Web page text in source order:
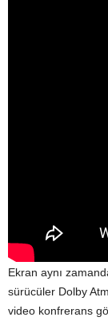
Ekran aynı
sürücüler Dolby
video konfrerans